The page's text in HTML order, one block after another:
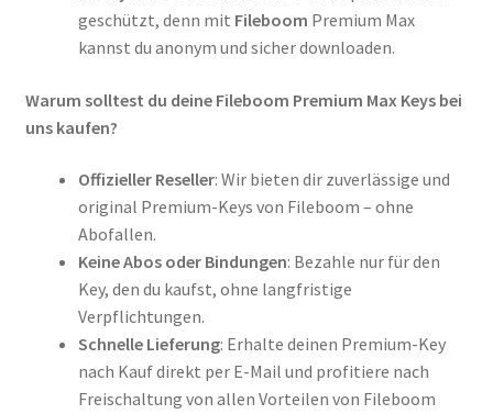
geschützt, denn mit Fileboom Premium Max
kannst du anonym und sicher downloaden.
Warum solltest du deine Fileboom Premium Max Keys bei
uns kaufen?
Offizieller Reseller: Wir bieten dir zuverlässige und
original Premium-Keys von Fileboom – ohne
Abofallen.
Keine Abos oder Bindungen: Bezahle nur für den
Key, den du kaufst, ohne langfristige
Verpflichtungen.
Schnelle Lieferung: Erhalte deinen Premium-Key
nach Kauf direkt per E-Mail und profitiere nach
Freischaltung von allen Vorteilen von Fileboom